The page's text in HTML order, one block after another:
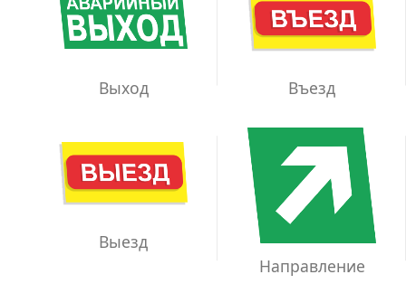
Выход Въезд
Выезд
Направление